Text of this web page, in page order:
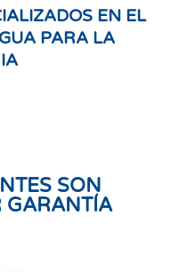
EN EL
PARA LA
SON
GARANTÍA